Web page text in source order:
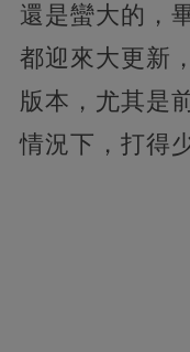
還是蠻大的，
都迎來大更新
版本，尤其是
情況下，打得